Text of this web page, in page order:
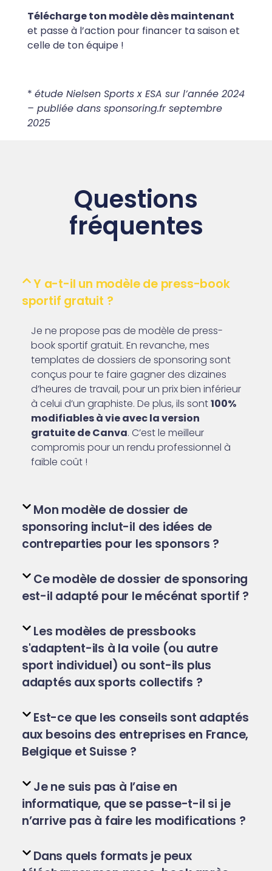
Télécharge ton modèle dès maintenant
et passe à l’action pour financer ta saison et
celle de ton équipe !
* étude Nielsen Sports x ESA sur l’année 2024
– publiée dans sponsoring.fr septembre
2025
Questions
fréquentes
Y a-t-il un modèle de press-book
sportif gratuit ?
Je ne propose pas de modèle de press-
book sportif gratuit. En revanche, mes
templates de dossiers de sponsoring sont
conçus pour te faire gagner des dizaines
d’heures de travail, pour un prix bien inférieur
à celui d’un graphiste. De plus, ils sont100%
modifiables à vie avec la version
gratuite de Canva. C’est le meilleur
compromis pour un rendu professionnel à
faible coût !
Mon modèle de dossier de
sponsoring inclut-il des idées de
contreparties pour les sponsors ?
Ce modèle de dossier de sponsoring
est-il adapté pour le mécénat sportif ?
Les modèles de pressbooks
s'adaptent-ils à la voile (ou autre
sport individuel) ou sont-ils plus
adaptés aux sports collectifs ?
Est-ce que les conseils sont adaptés
aux besoins des entreprises en France,
Belgique et Suisse ?
Je ne suis pas à l’aise en
informatique, que se passe-t-il si je
n’arrive pas à faire les modifications ?
Dans quels formats je peux